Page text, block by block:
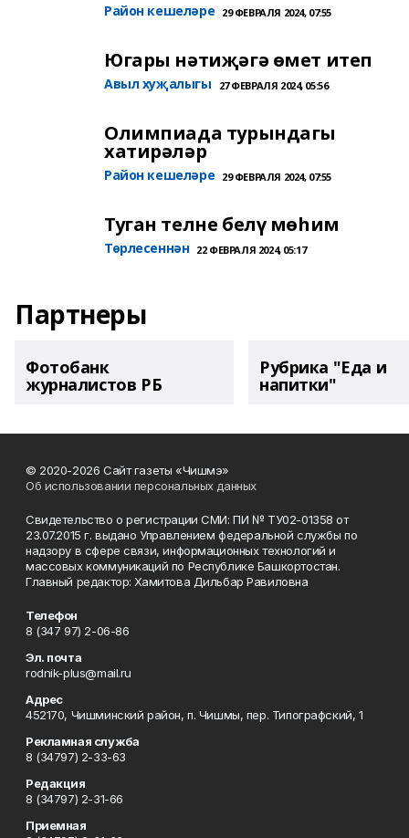
Район кешеләре 29 ФЕВРАЛЯ 2024, 07:55
Югары нәтиҗәгә өмет итеп
Авыл хуҗалыгы 27 ФЕВРАЛЯ 2024, 05:56
Олимпиада турындагы
хатирәләр
Район кешеләре 29 ФЕВРАЛЯ 2024, 07:55
Туган телне белү мөһим
Төрлесеннән 22 ФЕВРАЛЯ 2024, 05:17
Партнеры
Фотобанк
журналистов РБ
Рубрика "Еда и
напитки"
© 2020-2026 Сайт газеты «Чишмэ»
Об использовании персональных данных
Свидетельство о регистрации СМИ: ПИ № ТУ02-01358 от
23.07.2015 г. выдано Управлением федеральной службы по
надзору в сфере связи, информационных технологий и
массовых коммуникаций по Республике Башкортостан.
Главный редактор: Хамитова Дильбар Равиловна
Телефон
8 (347 97) 2-06-86
Эл. почта
rodnik-plus@mail.ru
Адрес
452170, Чишминский район, п. Чишмы, пер. Типографский, 1
Рекламная служба
8 (34797) 2-33-63
Редакция
8 (34797) 2-31-66
Приемная